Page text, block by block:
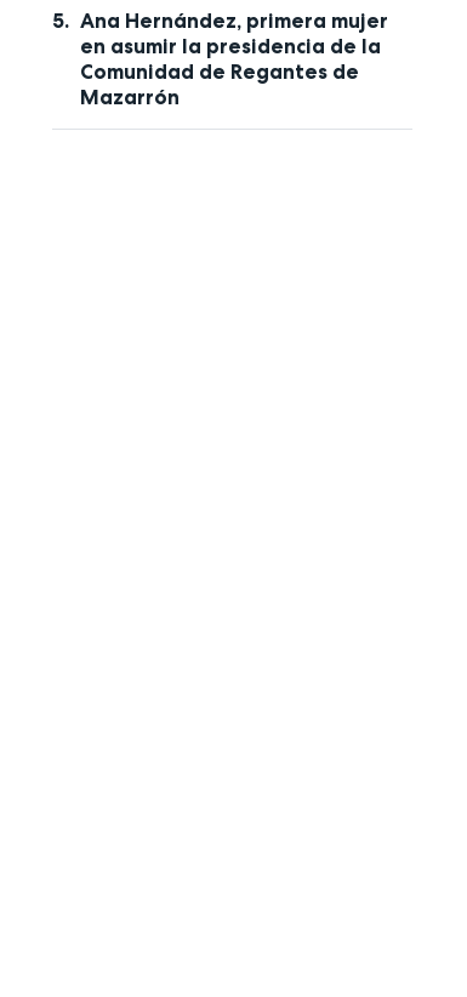
Ana Hernández, primera mujer
en asumir la presidencia de la
Comunidad de Regantes de
Mazarrón